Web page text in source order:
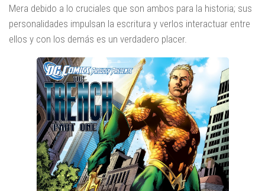
Mera debido a lo cruciales que son ambos para la historia; sus
personalidades impulsan la escritura y verlos interactuar entre
ellos y con los demás es un verdadero placer.